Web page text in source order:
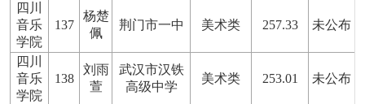
四川
音乐
学院
137
杨楚
佩
荆门市一中 美术类 257.33 未公布
四川
音乐
学院
138
刘雨
萱
武汉市汉铁
高级中学
美术类 253.01 未公布